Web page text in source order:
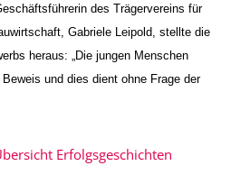
des Trägervereins für
Gabriele Leipold, stellte die
heraus: „Die jungen Menschen
und dies dient ohne Frage der
Erfolgsgeschichten